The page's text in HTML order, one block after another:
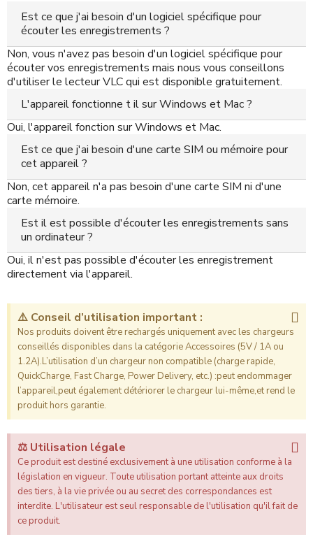
Est ce que j'ai besoin d'un logiciel spécifique pour
écouter les enregistrements ?
Non, vous n'avez pas besoin d'un logiciel spécifique pour
écouter vos enregistrements mais nous vous conseillons
d'utiliser le lecteur VLC qui est disponible gratuitement.
L'appareil fonctionne t il sur Windows et Mac ?
Oui, l'appareil fonction sur Windows et Mac.
Est ce que j'ai besoin d'une carte SIM ou mémoire pour
cet appareil ?
Non, cet appareil n'a pas besoin d'une carte SIM ni d'une
carte mémoire.
Est il est possible d'écouter les enregistrements sans
un ordinateur ?
Oui, il n'est pas possible d'écouter les enregistrement
directement via l'appareil.
⚠️ Conseil d’utilisation important :
Nos produits doivent être rechargés uniquement avec les chargeurs
conseillés disponibles dans la catégorie Accessoires (5V / 1A ou
1.2A).L’utilisation d’un chargeur non compatible (charge rapide,
QuickCharge, Fast Charge, Power Delivery, etc.) :peut endommager
l’appareil,peut également détériorer le chargeur lui-même,et rend le
produit hors garantie.
⚖️ Utilisation légale
Ce produit est destiné exclusivement à une utilisation conforme à la
législation en vigueur. Toute utilisation portant atteinte aux droits
des tiers, à la vie privée ou au secret des correspondances est
interdite. L'utilisateur est seul responsable de l'utilisation qu'il fait de
ce produit.